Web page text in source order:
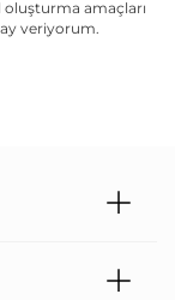
amaçları
veriyorum.